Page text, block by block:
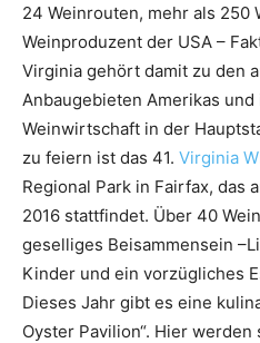
24 Weinrouten, mehr als
Weinproduzent der USA –
Virginia gehört damit zu den
Anbaugebieten Amerikas
Weinwirtschaft in der
zu feiern ist das 41. Virginia
Regional Park in Fairfax, das
2016 stattfindet. Über 40
geselliges Beisammensein
Kinder und ein vorzügliches
Dieses Jahr gibt es eine
Oyster Pavilion“. Hier